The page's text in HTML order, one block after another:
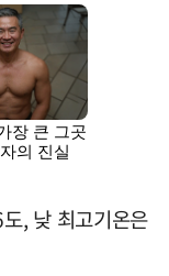
, 낮 최고기온은